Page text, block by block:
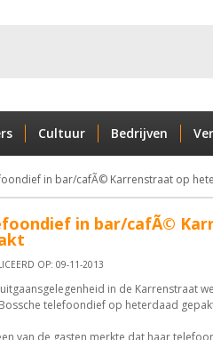
Cultuur Bedrijven
in bar/cafÃ© Karrenstraat op
in bar/cafÃ©
OP: 09-11-2013
in de Karrenstraat
telefoondief op heterdaad
van de gasten merkte dat haar